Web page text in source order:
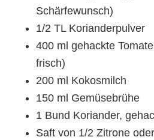
Schärfewunsch)
1/2 TL Korianderpulver
400 ml gehackte
frisch)
200 ml Kokosmilch
150 ml Gemüsebrühe
1 Bund Koriander,
Saft von 1/2 Zitrone